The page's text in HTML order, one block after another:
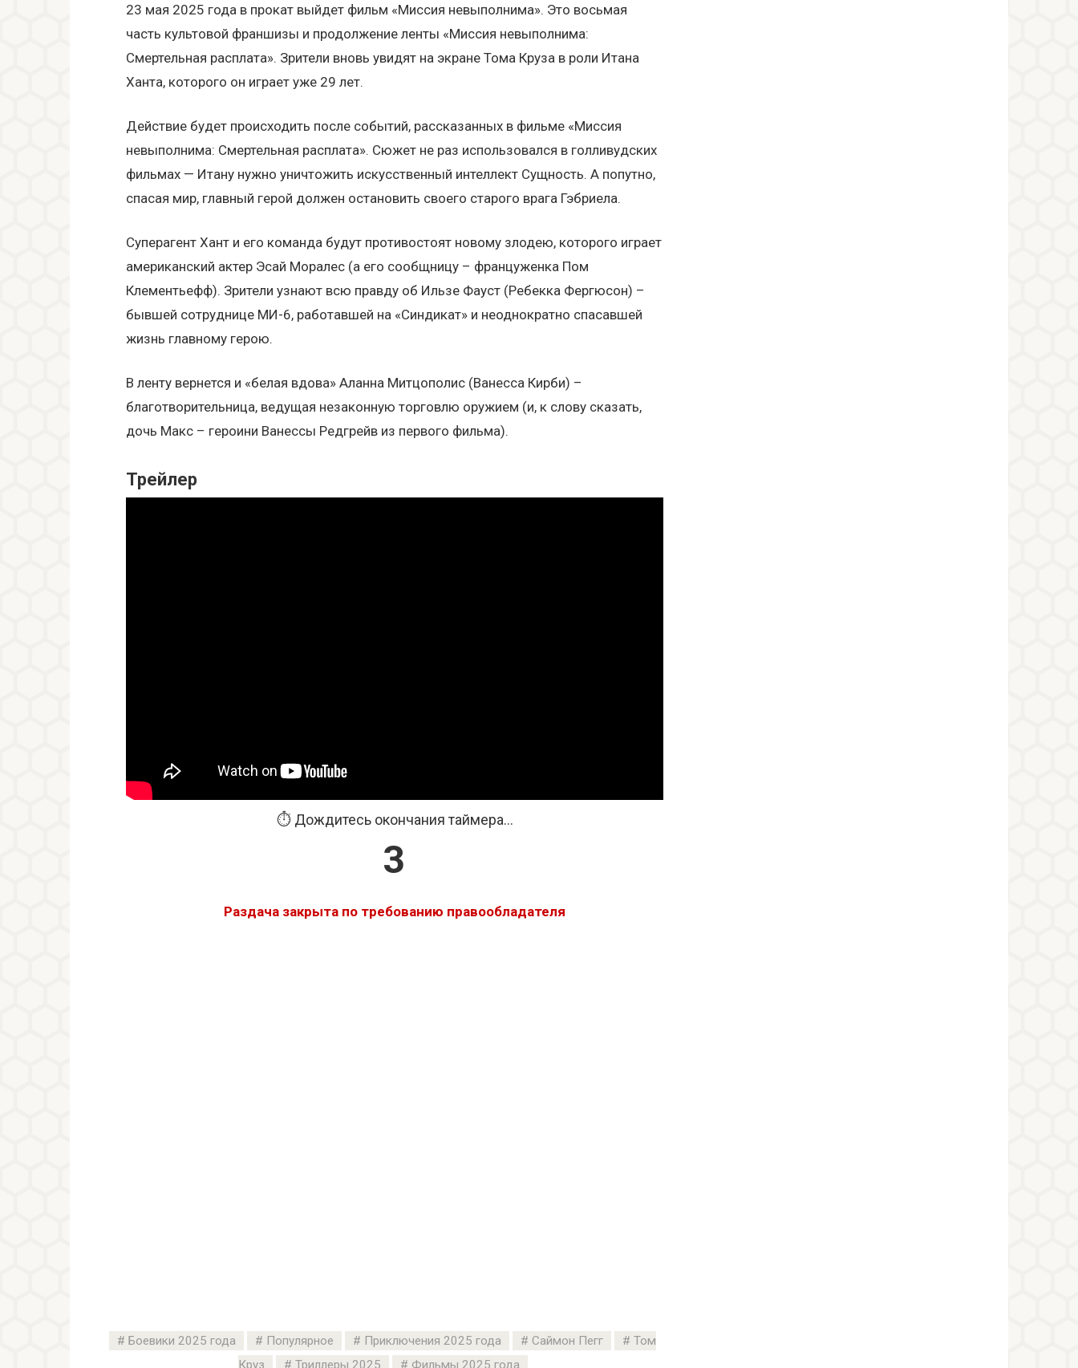
23 мая 2025 года в прокат выйдет фильм «Миссия невыполнима». Это восьмая
часть культовой франшизы и продолжение ленты «Миссия невыполнима:
Смертельная расплата». Зрители вновь увидят на экране Тома Круза в роли Итана
Ханта, которого он играет уже 29 лет.
Действие будет происходить после событий, рассказанных в фильме «Миссия
невыполнима: Смертельная расплата». Сюжет не раз использовался в голливудских
фильмах — Итану нужно уничтожить искусственный интеллект Сущность. А попутно,
спасая мир, главный герой должен остановить своего старого врага Гэбриела.
Суперагент Хант и его команда будут противостоят новому злодею, которого играет
американский актер Эсай Моралес (а его сообщницу – француженка Пом
Клементьефф). Зрители узнают всю правду об Ильзе Фауст (Ребекка Фергюсон) –
бывшей сотруднице МИ-6, работавшей на «Синдикат» и неоднократно спасавшей
жизнь главному герою.
В ленту вернется и «белая вдова» Аланна Митцополис (Ванесса Кирби) –
благотворительница, ведущая незаконную торговлю оружием (и, к слову сказать,
дочь Макс – героини Ванессы Редгрейв из первого фильма).
Трейлер
⏱️ Дождитесь окончания таймера...
2
Раздача закрыта по требованию правообладателя
Боевики 2025 года Популярное Приключения 2025 года Саймон Пегг
Том
Круз
Триллеры 2025 Фильмы 2025 года